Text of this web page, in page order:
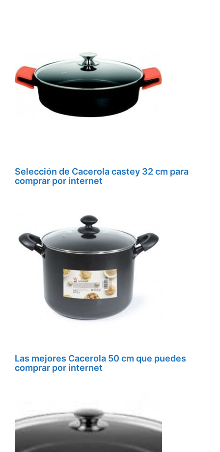
Selección de Cacerola castey 32 cm para
comprar por internet
Las mejores Cacerola 50 cm que puedes
comprar por internet